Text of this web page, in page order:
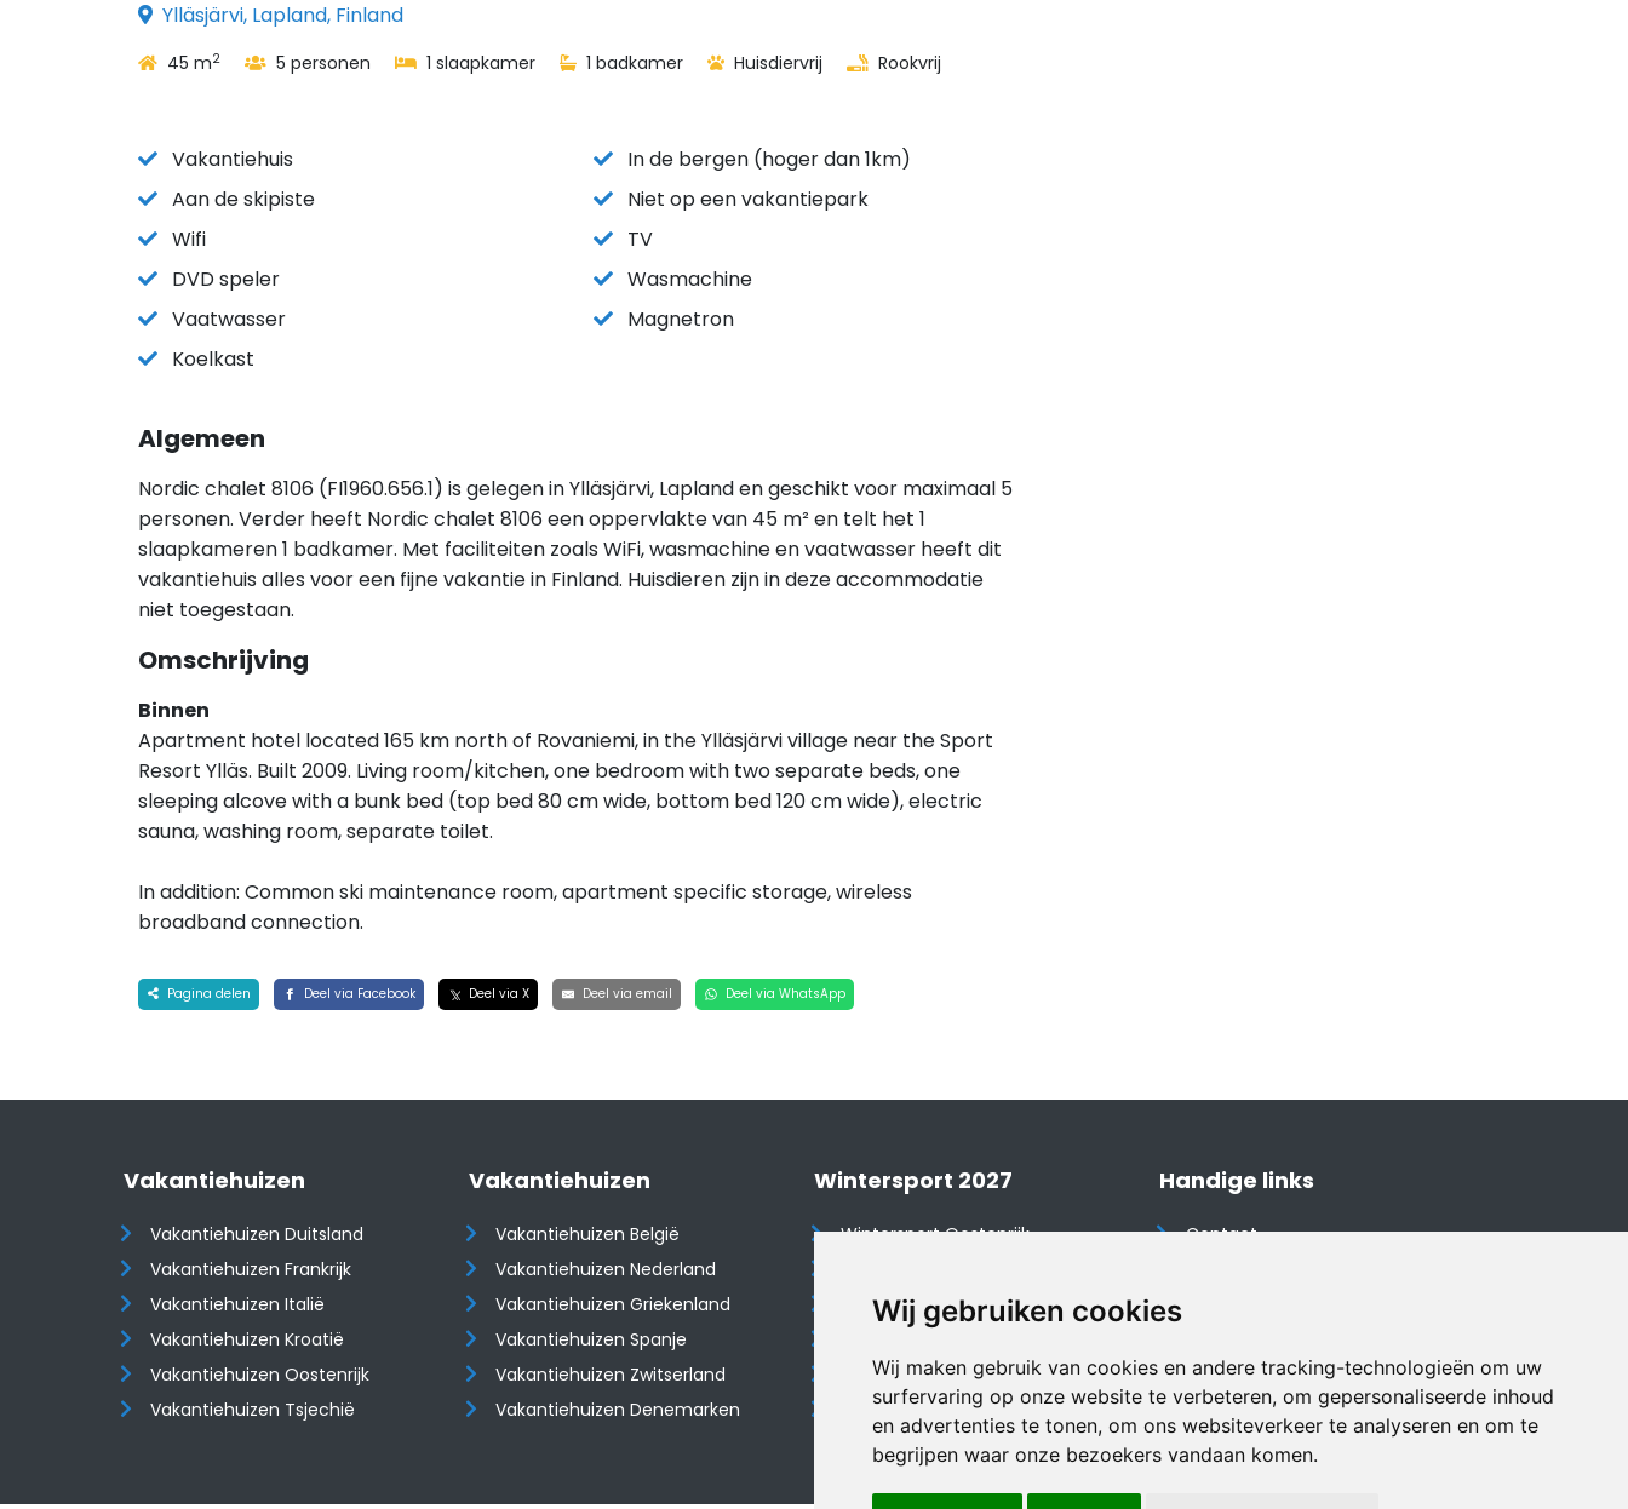
Wij gebruiken cookies
Wij maken gebruik van cookies en andere tracking-technologieën om uw
surfervaring op onze website te verbeteren, om gepersonaliseerde inhoud
en advertenties te tonen, om ons websiteverkeer te analyseren en om te
begrijpen waar onze bezoekers vandaan komen.
Ylläsjärvi, Lapland, Finland
45 m2 5 personen 1 slaapkamer 1 badkamer Huisdiervrij Rookvrij
Vakantiehuis
In de bergen (hoger dan 1km)
Aan de skipiste
Niet op een vakantiepark
Wifi
TV
DVD speler
Wasmachine
Vaatwasser
Magnetron
Koelkast
Algemeen
Nordic chalet 8106 (FI1960.656.1) is gelegen in Ylläsjärvi, Lapland en geschikt voor maximaal 5
personen. Verder heeft Nordic chalet 8106 een oppervlakte van 45 m² en telt het 1
slaapkameren 1 badkamer. Met faciliteiten zoals WiFi, wasmachine en vaatwasser heeft dit
vakantiehuis alles voor een fijne vakantie in Finland. Huisdieren zijn in deze accommodatie
niet toegestaan.
Omschrijving
Binnen
Apartment hotel located 165 km north of Rovaniemi, in the Ylläsjärvi village near the Sport
Resort Ylläs. Built 2009. Living room/kitchen, one bedroom with two separate beds, one
sleeping alcove with a bunk bed (top bed 80 cm wide, bottom bed 120 cm wide), electric
sauna, washing room, separate toilet.
In addition: Common ski maintenance room, apartment specific storage, wireless
broadband connection.
Pagina delen Deel via Facebook Deel via X Deel via email Deel via WhatsApp
Vakantiehuizen
Vakantiehuizen Duitsland
Vakantiehuizen Frankrijk
Vakantiehuizen Italië
Vakantiehuizen Kroatië
​​​​​​​Vakantiehuizen Oostenrijk
Vakantiehuizen Tsjechië
Vakantiehuizen
Vakantiehuizen België
Vakantiehuizen Nederland
Vakantiehuizen Griekenland
Vakantiehuizen Spanje
​​​​​​​Vakantiehuizen Zwitserland
Vakantiehuizen Denemarken
Wintersport 2027
Wintersport Oostenrijk
Wintersport Tsjechië
Wintersport Duitsland
Wintersport Italië
Handige links
Contact
Disclaimer
Vakantiehuis website